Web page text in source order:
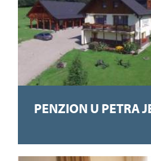
PENZION U PETRA